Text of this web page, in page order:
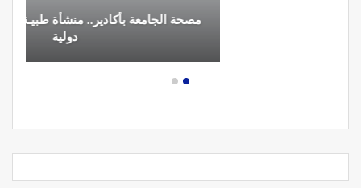
مصحة الجامعة بأكادير.. منشأة طبيـة بمعايير استشفائية